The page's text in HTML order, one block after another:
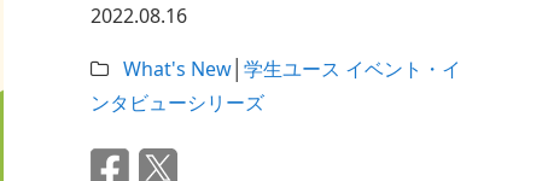
2022.08.16
What's New 学生ユース イベント・イ
ンタビューシリーズ